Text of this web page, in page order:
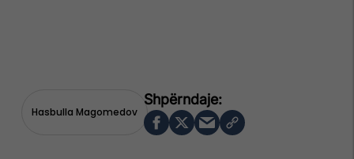
Hasbulla Magomedov